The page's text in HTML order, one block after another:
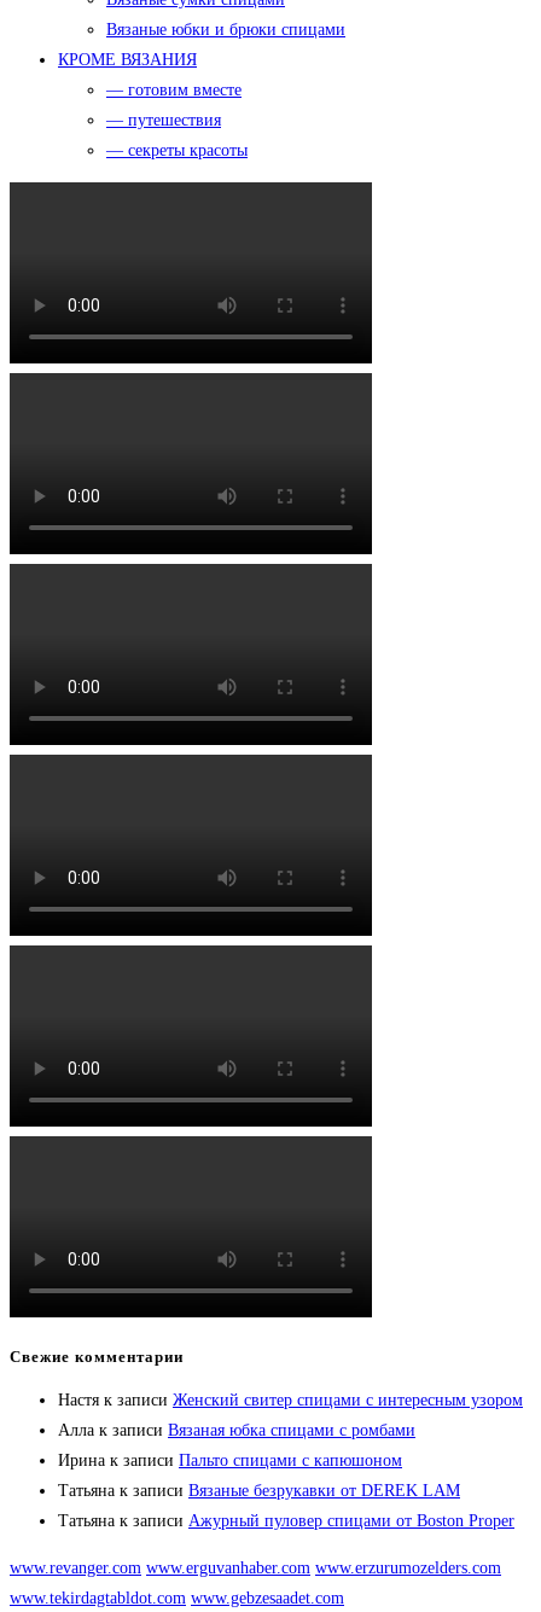
Вязаные юбки и брюки спицами
КРОМЕ ВЯЗАНИЯ
— готовим вместе
— путешествия
— секреты красоты
Свежие комментарии
Настя к записи Женский свитер спицами с интересным узором
Алла к записи Вязаная юбка спицами с ромбами
Ирина к записи Пальто спицами с капюшоном
Татьяна к записи Вязаные безрукавки от DEREK LAM
Татьяна к записи Ажурный пуловер спицами от Boston Proper
www.revanger.com www.erguvanhaber.com www.erzurumozelders.com
www.tekirdagtabldot.com www.gebzesaadet.com